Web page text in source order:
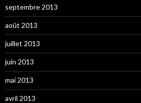
septembre 2013
août 2013
juillet 2013
juin 2013
mai 2013
avril 2013